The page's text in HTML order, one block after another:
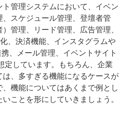
管理システムにおいて、イベン
、スケジュール管理、登壇者管
管理、リード管理、広告管理、
、決済機能、インスタグラムや
、メール管理、イベントサイト
定しています。もちろん、企業
、多すぎる機能になるケースが
機能についてはあくまで例とし
ことを形にしていきましょう。